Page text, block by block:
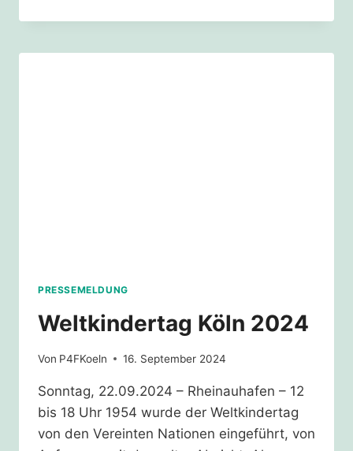
EINE
PRESSEMELDUNG
Weltkindertag Köln 2024
Von P4FKoeln 16. September 2024
Sonntag, 22.09.2024 – Rheinauhafen – 12
bis 18 Uhr 1954 wurde der Weltkindertag
von den Vereinten Nationen eingeführt, von